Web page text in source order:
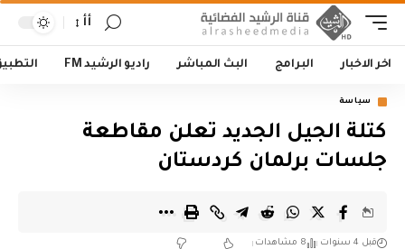
أأ
اخر الاخبار البرامج البث المباشر راديو الرشيد FM
سياسة
كتلة الجيل الجديد تعلن مقاطعة
جلسات برلمان كردستان
قبل 4 سنوات 8 مشاهدات